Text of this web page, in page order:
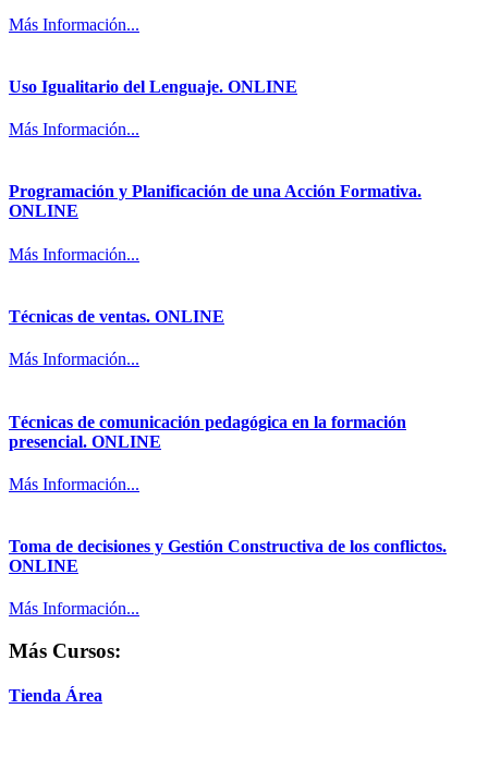
Más Información...
Uso Igualitario del Lenguaje. ONLINE
Más Información...
Programación y Planificación de una Acción Formativa.
ONLINE
Más Información...
Técnicas de ventas. ONLINE
Más Información...
Técnicas de comunicación pedagógica en la formación
presencial. ONLINE
Más Información...
Toma de decisiones y Gestión Constructiva de los conflictos.
ONLINE
Más Información...
Más Cursos:
Tienda Área